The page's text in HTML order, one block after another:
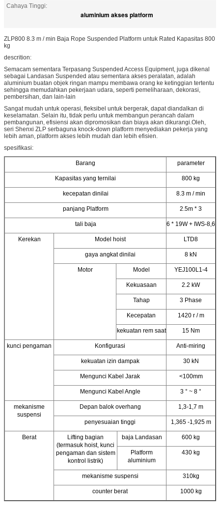
Cahaya Tinggi:
aluminium akses platform
ZLP800 8.3 m / min Baja Rope Suspended Platform untuk Rated Kapasitas 800
kg
descrition:
Semacam sementara Terpasang Suspended Access Equipment, juga dikenal
sebagai Landasan Suspended atau sementara akses peralatan, adalah
aluminium buatan objek ringan mampu membawa orang ke ketinggian tertentu
sehingga memudahkan pekerjaan udara, seperti pemeliharaan, dekorasi,
pembersihan, dan lain-lain
Sangat mudah untuk operasi, fleksibel untuk bergerak, dapat diandalkan di
keselamatan. Selain itu, tidak perlu untuk membangun perancah dalam
pembangunan, efisiensi akan dipromosikan dan biaya akan dikurangi.Oleh,
seri Shenxi ZLP serbaguna knock-down platform menyediakan pekerja yang
lebih aman, platform akses lebih mudah dan lebih efisien.
spesifikasi:
Barang parameter
Kapasitas yang ternilai 800 kg
kecepatan dinilai 8.3 m / min
panjang Platform 2.5m * 3
tali baja 6 * 19W + IWS-8,6
Kerekan Model hoist LTD8
gaya angkat dinilai 8 kN
Motor Model YEJ100L1-4
Kekuasaan 2.2 kW
Tahap 3 Phase
Kecepatan 1420 r / m
kekuatan rem saat 15 Nm
kunci pengaman Konfigurasi Anti-miring
kekuatan izin dampak 30 kN
Mengunci Kabel Jarak <100mm
Mengunci Kabel Angle 3 ° ~ 8 °
mekanisme
suspensi
Depan balok overhang 1,3-1,7 m
penyesuaian tinggi 1,365 -1,925 m
Berat
Lifting bagian
(termasuk hoist, kunci
pengaman dan sistem
kontrol listrik)
baja Landasan 600 kg
Platform
aluminium
430 kg
mekanisme suspensi 310kg
counter berat 1000 kg